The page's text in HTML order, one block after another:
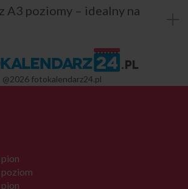
A3 poziomy – idealny na
@2026 fotokalendarz24.pl